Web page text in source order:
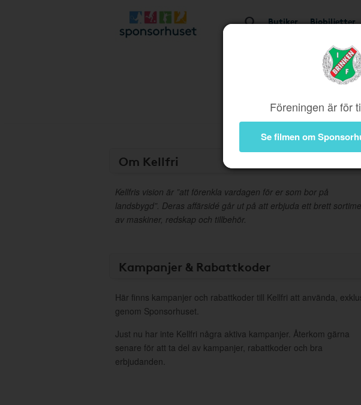
Butiker Biobiljetter
Föreningen är för
Se filmen om
Om Kellfri
Kellfris vision är ”att förenkla vardagen för er som bor på
landsbygd”. Deras affärsidé går ut på att erbjuda ett brett
av maskiner, redskap och tillbehör.
Kampanjer & Rabattkoder
Här finns kampanjer och rabattkoder till Kellfri att använda,
genom Sponsorhuset.
Just nu har inte Kellfri några aktiva kampanjer. Återkom gärna
senare för att ta del av kampanjer, rabattkoder och bra
erbjudanden.